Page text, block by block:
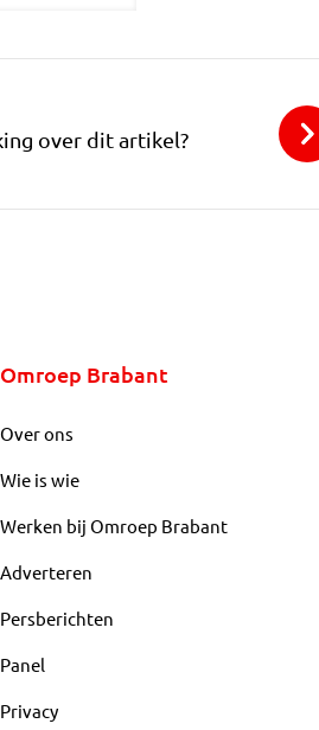
over dit artikel?
Omroep Brabant
Over ons
Wie is wie
Werken bij Omroep Brabant
Adverteren
Persberichten
Panel
Privacy